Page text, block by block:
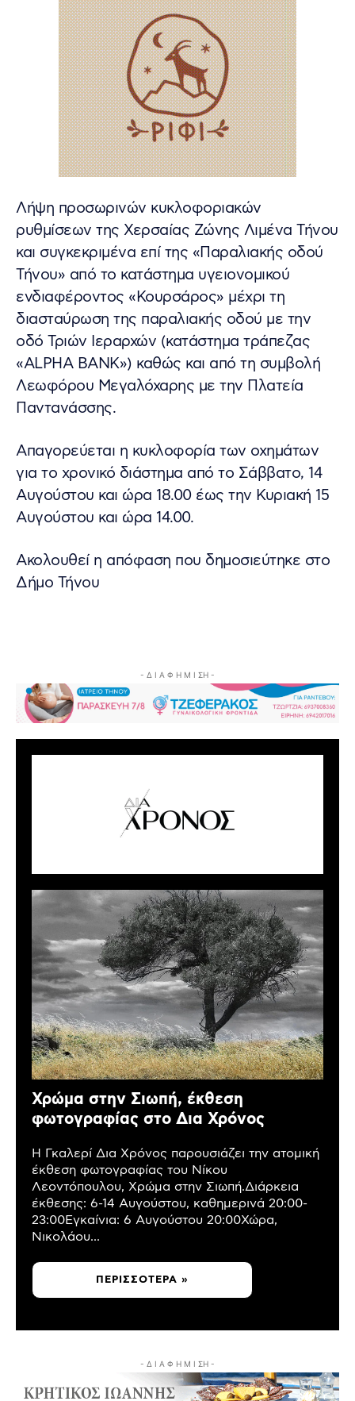
Λήψη προσωρινών κυκλοφοριακών
ρυθμίσεων της Χερσαίας Ζώνης Λιμένα Τήνου
και συγκεκριμένα επί της «Παραλιακής οδού
Τήνου» από το κατάστημα υγειονομικού
ενδιαφέροντος «Κουρσάρος» μέχρι τη
διασταύρωση της παραλιακής οδού με την
οδό Τριών Ιεραρχών (κατάστημα τράπεζας
«ALPHA BANK») καθώς και από τη συμβολή
Λεωφόρου Μεγαλόχαρης με την Πλατεία
Παντανάσσης.
Απαγορεύεται η κυκλοφορία των οχημάτων
για το χρονικό διάστημα από το Σάββατο, 14
Αυγούστου και ώρα 18.00 έως την Κυριακή 15
Αυγούστου και ώρα 14.00.
Ακολουθεί η απόφαση που δημοσιεύτηκε στο
Δήμο Τήνου
- Δ Ι Α Φ Η Μ Ι ΣΗ -
Χρώμα στην Σιωπή, έκθεση
φωτογραφίας στο Δια Χρόνος
Η Γκαλερί Δια Χρόνος παρουσιάζει την ατομική
έκθεση φωτογραφίας του Νίκου
Λεοντόπουλου, Χρώμα στην Σιωπή.Διάρκεια
έκθεσης: 6-14 Αυγούστου, καθημερινά 20:00-
23:00Εγκαίνια: 6 Αυγούστου 20:00Χώρα,
Νικολάου...
ΠΕΡΙΣΣΌΤΕΡΑ »
- Δ Ι Α Φ Η Μ Ι ΣΗ -